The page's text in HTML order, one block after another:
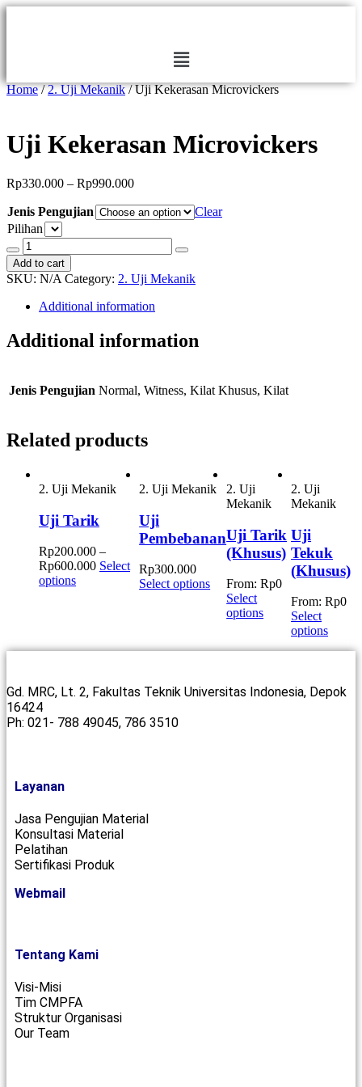
Home/2. Uji Mekanik/ Uji Kekerasan Microvickers
Uji Kekerasan Microvickers
Rp330.000 – Rp990.000
Jenis Pengujian
Clear
Pilihan
Add to cart
SKU: N/A Category: 2. Uji Mekanik
Additional information
Additional information
Jenis Pengujian Normal, Witness, Kilat Khusus, Kilat
Related products
2. Uji Mekanik
Uji Tarik
Rp200.000 –
Rp600.000 Select
options
2. Uji Mekanik
Uji
Pembebanan
Rp300.000
Select options
2. Uji
Mekanik
Uji Tarik
(Khusus)
From:Rp0
Select
options
2. Uji
Mekanik
Uji
Tekuk
(Khusus)
From:Rp0
Select
options
Gd. MRC, Lt. 2, Fakultas Teknik Universitas Indonesia, Depok
16424
Ph: 021- 788 49045, 786 3510
Layanan
Jasa Pengujian Material
Konsultasi Material
Pelatihan
Sertifikasi Produk
Webmail
Tentang Kami
Visi-Misi
Tim CMPFA
Struktur Organisasi
Our Team